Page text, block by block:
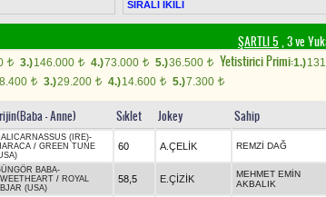
SIRALI İKİLİ
ŞARTLI 5 , 3 ve
t 3.)146.000 t 4.)73.000 t 5.)36.500 t Yetistirici Primi:1.)
t 3.)29.200 t 4.)14.600 t 5.)7.300 t
- Anne) Sıklet Jokey Sahip
(IRE)-
/ GREEN TUNE
60 A.ÇELİK REMZİ DAĞ
BABA-
/ ROYAL
(USA)
58,5 E.ÇİZİK
MEHMET EMİN
AKBALIK